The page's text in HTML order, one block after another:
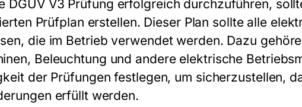
DGUV V3 Prüfung erfolgreich durchzuführen,
Prüfplan erstellen. Dieser Plan sollte alle
die im Betrieb verwendet werden. Dazu
Beleuchtung und andere elektrische
der Prüfungen festlegen, um sicherzustellen,
erfüllt werden.